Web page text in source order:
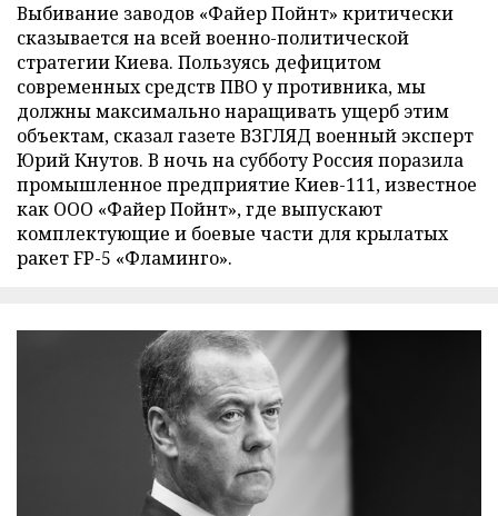
Выбивание заводов «Файер Пойнт» критически
сказывается на всей военно-политической
стратегии Киева. Пользуясь дефицитом
современных средств ПВО у противника, мы
должны максимально наращивать ущерб этим
объектам, сказал газете ВЗГЛЯД военный эксперт
Юрий Кнутов. В ночь на субботу Россия поразила
промышленное предприятие Киев-111, известное
как ООО «Файер Пойнт», где выпускают
комплектующие и боевые части для крылатых
ракет FP-5 «Фламинго».